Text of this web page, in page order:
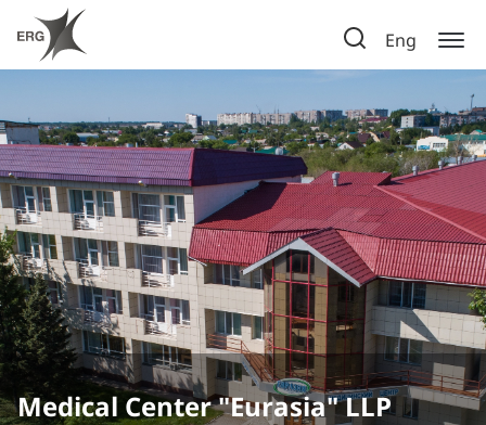
Eng
Medical Center "Eurasia" LLP